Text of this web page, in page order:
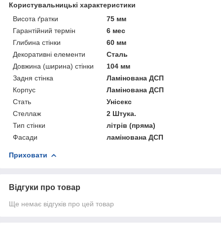
Користувальницькі характеристики
Висота ґратки
75 мм
Гарантійний термін
6 мес
Глибина стінки
60 мм
Декоративні елементи
Сталь
Довжина (ширина) стінки
104 мм
Задня стінка
Ламінована ДСП
Корпус
Ламінована ДСП
Стать
Унісекс
Стеллаж
2 Штука.
Тип стінки
літрів (пряма)
Фасади
ламінована ДСП
Приховати
Відгуки про товар
Ще немає відгуків про цей товар